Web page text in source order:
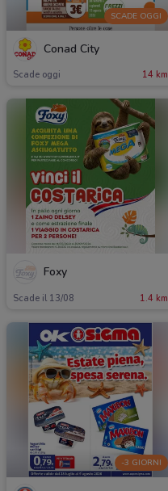
SCADE OGGI
Conad City
Scade oggi 14 km
Foxy
Scade il 13/08 1.4 km
-3 GIORNI